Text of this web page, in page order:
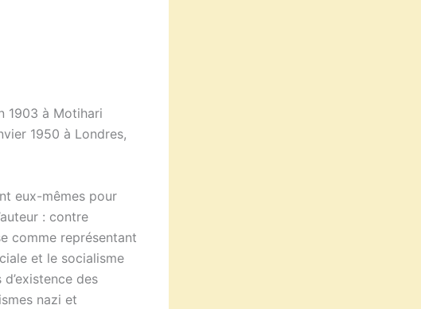
1903 à Motihari
1950 à Londres,
eux-mêmes pour
: contre
comme représentant
et le socialisme
des
nazi et